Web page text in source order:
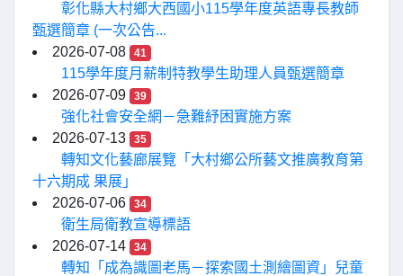
彰化縣大村鄉大西國小115學年度英語專長教師
甄選簡章 (一次公告...
2026-07-08
41
115學年度月薪制特教學生助理人員甄選簡章
2026-07-09
39
強化社會安全網－急難紓困實施方案
2026-07-13
35
轉知文化藝廊展覽「大村鄉公所藝文推廣教育第
十六期成 果展」
2026-07-06
34
衛生局衛教宣導標語
2026-07-14
34
轉知「成為識圖老馬－探索國土測繪圖資」兒童